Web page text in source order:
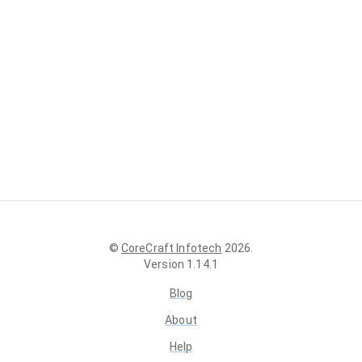
© CoreCraft Infotech 2026
Version 1.14.1
Blog
About
Help